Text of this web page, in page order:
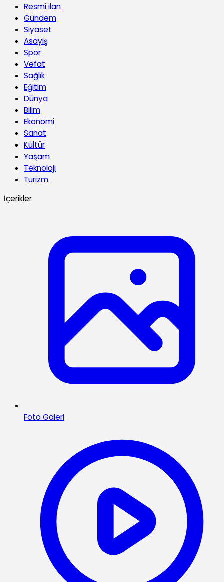
Resmi ilan
Gündem
Siyaset
Asayiş
Spor
Vefat
Sağlık
Eğitim
Dünya
Bilim
Ekonomi
Sanat
Kültür
Yaşam
Teknoloji
Turizm
İçerikler
Foto Galeri